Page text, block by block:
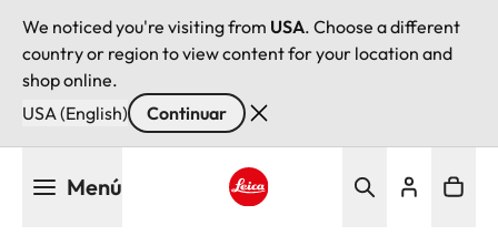
We noticed you're visiting from USA. Choose a different
country or region to view content for your location and
shop online.
USA (English)
Continuar
Menú